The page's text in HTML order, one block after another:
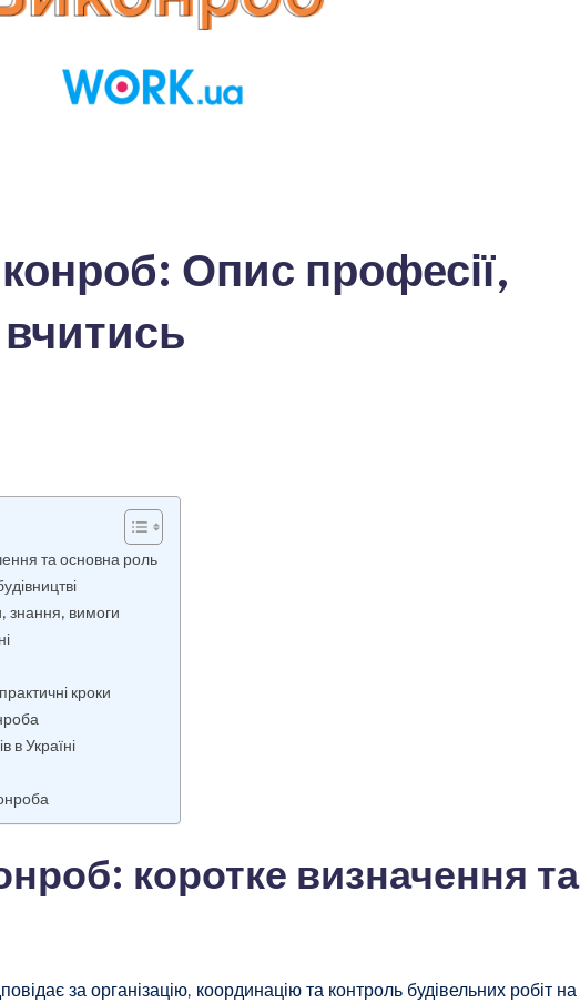
Опис професії,
та основна роль
знання, вимоги
кроки
в Україні
коротке визначення та
за організацію, координацію та контроль будівельних робіт на